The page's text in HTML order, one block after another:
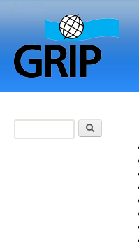
Search form